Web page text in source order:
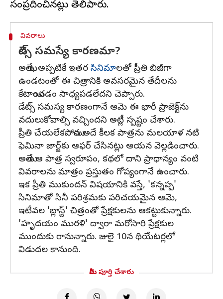
వివరాలు
డేట్స్ సమస్యే కారణమా?
అయితే, అప్పటికే ఇతరసినిమాలతో ప్రీతి బిజీగా
ఉండటంతో ఈ చిత్రానికి అవసరమైన తేదీలను
కేటాయించడం సాధ్యపడలేదని చెప్పారు.
డేట్స్ సమస్య కారణంగానే ఆమె ఈ భారీ ప్రాజెక్ట్‌ను
వదులుకోవాల్సి వచ్చిందని అట్లీ స్పష్టం చేశారు.
ప్రీతి చేయలేకపోయిన అదే కీలక పాత్రను మలయాళ నటి
ఫెమినా జార్జ్‌కు ఆఫర్ చేసినట్లు ఆయన వెల్లడించారు.
అయితే ఆ పాత్ర స్వరూపం, కథలో దాని ప్రాధాన్యం వంటి
వివరాలను మాత్రం ప్రస్తుతం గోప్యంగానే ఉంచారు.
ఇక ప్రీతి ముకుందన్ విషయానికి వస్తే, 'కన్నప్ప'
సినిమాతో సినీ పరిశ్రమకు పరిచయమైన ఆమె,
ఇటీవల 'బ్లాస్ట్‌' చిత్రంతో ప్రేక్షకులను ఆకట్టుకున్నారు.
'హృదయం మురళి' ద్వారా మరోసారి ప్రేక్షకుల
ముందుకు రానున్నారు. జులై 10న థియేటర్లలో
విడుదల కానుంది.
మీరు పూర్తి చేశారు